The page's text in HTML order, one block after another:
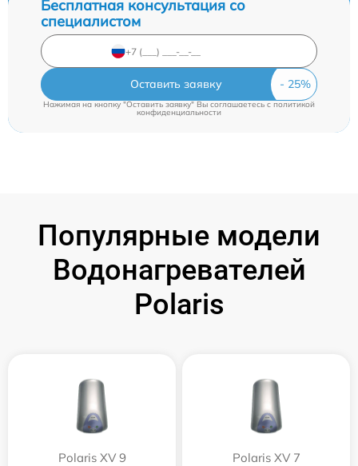
Бесплатная консультация со
специалистом
Оставить заявку
Нажимая на кнопку "Оставить заявку" Вы соглашаетесь cполитикой
конфиденциальности
Популярные модели
Водонагревателей
Polaris
Polaris XV 9 Polaris XV 7